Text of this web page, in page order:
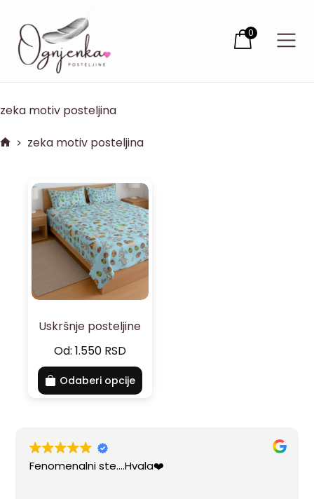
0
zeka motiv posteljina
zeka motiv posteljina
Uskršnje posteljine
Od: 1.550 RSD
Odaberi opcije
Fenomenalni ste....Hvala❤️